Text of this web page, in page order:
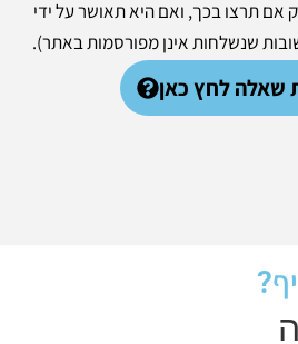
תרצו בכך, ואם היא תאושר על ידי
שנשלחות אינן מפורסמות באתר).
שאלה לחץ כאן